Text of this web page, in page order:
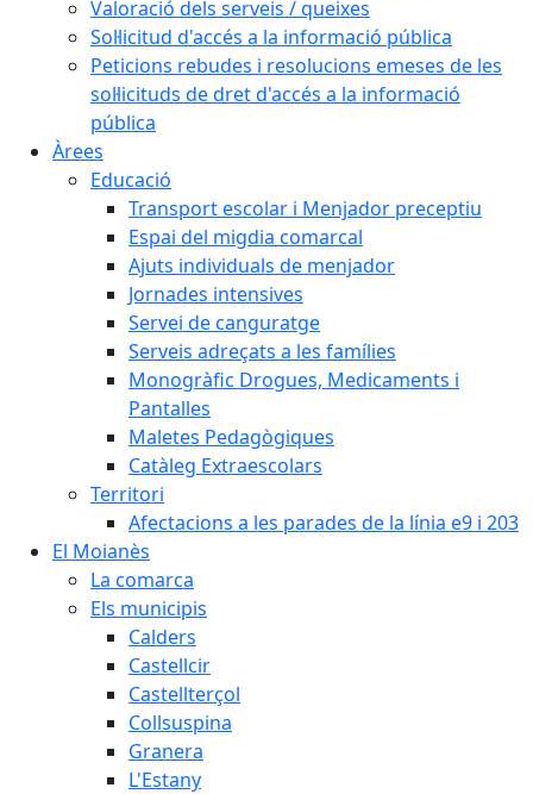
Valoració dels serveis / queixes
Sol·licitud d'accés a la informació pública
Peticions rebudes i resolucions emeses de les
sol·licituds de dret d'accés a la informació
pública
Àrees
Educació
Transport escolar i Menjador preceptiu
Espai del migdia comarcal
Ajuts individuals de menjador
Jornades intensives
Servei de canguratge
Serveis adreçats a les famílies
Monogràfic Drogues, Medicaments i
Pantalles
Maletes Pedagògiques
Catàleg Extraescolars
Territori
Afectacions a les parades de la línia e9 i 203
El Moianès
La comarca
Els municipis
Calders
Castellcir
Castellterçol
Collsuspina
Granera
L'Estany